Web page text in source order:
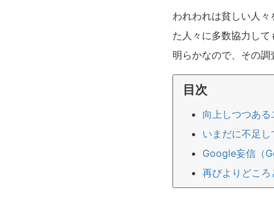
われわれは貧しい人
た人々に多数協力し
明らかなので、その
目次
向上しつつあ
いまだに不足
Google妄信（
再びよりどこ